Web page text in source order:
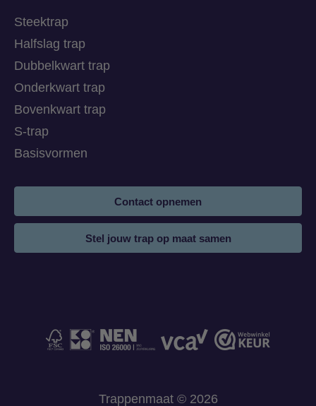
Steektrap
Halfslag trap
Dubbelkwart trap
Onderkwart trap
Bovenkwart trap
S-trap
Basisvormen
Contact opnemen
Stel jouw trap op maat samen
Trappenmaat © 2026